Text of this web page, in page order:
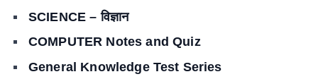
SCIENCE – विज्ञान
COMPUTER Notes and Quiz
General Knowledge Test Series